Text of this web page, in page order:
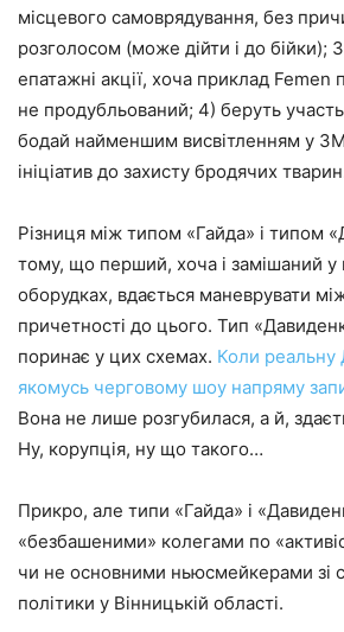
місцевого самоврядування, без
розголосом (може дійти і до бійки);
епатажні акції, хоча приклад
не продубльований; 4) беруть участь
бодай найменшим висвітленням у
ініціатив до захисту бродячих
Різниця між типом «Гайда» і типом
тому, що перший, хоча і замішаний у
оборудках, вдається маневрувати
причетності до цього. Тип
поринає у цих схемах. Коли реальну
якомусь черговому шоу напряму
Вона не лише розгубилася, а й,
Ну, корупція, ну що такого…
Прикро, але типи «Гайда» і
«безбашеними» колегами по
чи не основними ньюсмейкерами зі
політики у Вінницькій області.